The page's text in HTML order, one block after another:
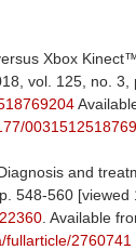
Xbox
vol. 125, no. 3,
and
548-560 [viewed
. Available
2760741